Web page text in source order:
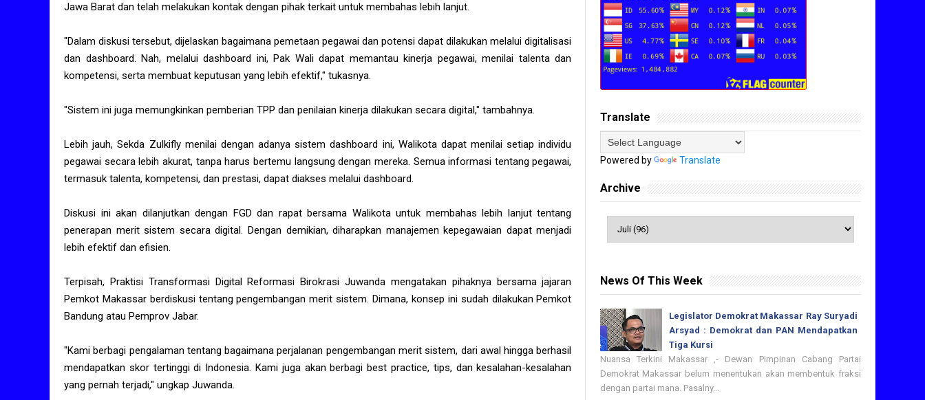
Jawa Barat dan telah melakukan kontak dengan pihak terkait untuk membahas lebih lanjut.
"Dalam diskusi tersebut, dijelaskan bagaimana pemetaan pegawai dan potensi dapat dilakukan melalui digitalisasi
dan dashboard. Nah, melalui dashboard ini, Pak Wali dapat memantau kinerja pegawai, menilai talenta dan
kompetensi, serta membuat keputusan yang lebih efektif," tukasnya.
"Sistem ini juga memungkinkan pemberian TPP dan penilaian kinerja dilakukan secara digital," tambahnya.
Lebih jauh, Sekda Zulkifly menilai dengan adanya sistem dashboard ini, Walikota dapat menilai setiap individu
pegawai secara lebih akurat, tanpa harus bertemu langsung dengan mereka. Semua informasi tentang pegawai,
termasuk talenta, kompetensi, dan prestasi, dapat diakses melalui dashboard.
Diskusi ini akan dilanjutkan dengan FGD dan rapat bersama Walikota untuk membahas lebih lanjut tentang
penerapan merit sistem secara digital. Dengan demikian, diharapkan manajemen kepegawaian dapat menjadi
lebih efektif dan efisien.
Terpisah, Praktisi Transformasi Digital Reformasi Birokrasi Juwanda mengatakan pihaknya bersama jajaran
Pemkot Makassar berdiskusi tentang pengembangan merit sistem. Dimana, konsep ini sudah dilakukan Pemkot
Bandung atau Pemprov Jabar.
"Kami berbagi pengalaman tentang bagaimana perjalanan pengembangan merit sistem, dari awal hingga berhasil
mendapatkan skor tertinggi di Indonesia. Kami juga akan berbagi best practice, tips, dan kesalahan-kesalahan
yang pernah terjadi," ungkap Juwanda.
Translate
Powered by Translate
Archive
News Of This Week
Legislator Demokrat Makassar Ray Suryadi
Arsyad : Demokrat dan PAN Mendapatkan
Tiga Kursi
Nuansa Terkini Makassar ,- Dewan Pimpinan Cabang Partai
Demokrat Makassar belum menentukan akan membentuk fraksi
dengan partai mana. Pasalny...